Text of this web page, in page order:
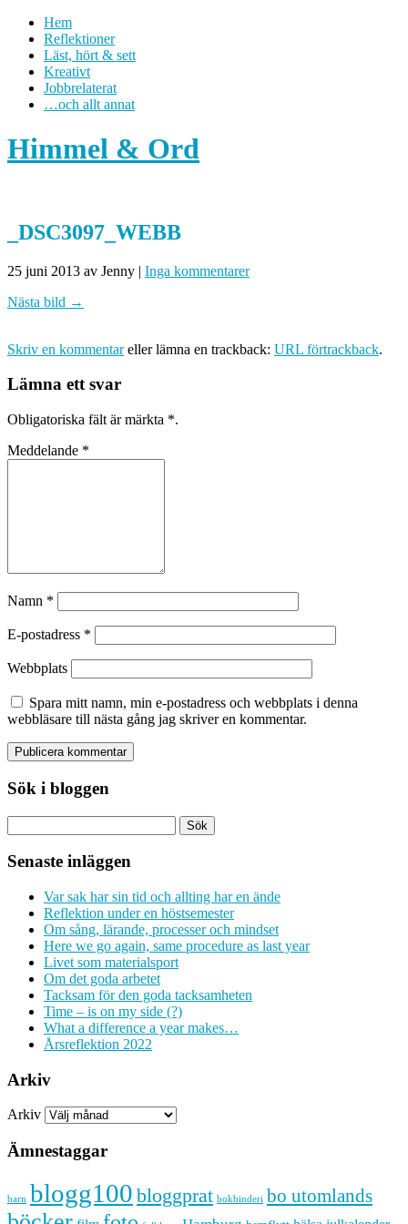
Hem
Reflektioner
Läst, hört & sett
Kreativt
Jobbrelaterat
…och allt annat
Himmel & Ord
_DSC3097_WEBB
25 juni 2013 av Jenny | Inga kommentarer
Nästa bild →
Skriv en kommentareller lämna en trackback: URL förtrackback.
Lämna ett svar
Obligatoriska fält är märkta *.
Meddelande *
Namn *
E-postadress *
Webbplats
Spara mitt namn, min e-postadress och webbplats i denna
webbläsare till nästa gång jag skriver en kommentar.
Sök i bloggen
Senaste inläggen
Var sak har sin tid och allting har en ände
Reflektion under en höstsemester
Om sång, lärande, processer och mindset
Here we go again, same procedure as last year
Livet som materialsport
Om det goda arbetet
Tacksam för den goda tacksamheten
Time – is on my side (?)
What a difference a year makes…
Årsreflektion 2022
Arkiv
Arkiv
Ämnestaggar
barn blogg100 bloggprat bokbinderi bo utomlands